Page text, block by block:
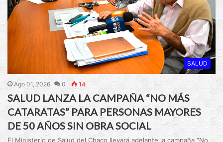
SALUD
Ago 01, 2026 0 14
SALUD LANZA LA CAMPAÑA “NO MÁS
CATARATAS” PARA PERSONAS MAYORES
DE 50 AÑOS SIN OBRA SOCIAL
El Ministerio de Salud del Chaco llevará adelante la campaña “No